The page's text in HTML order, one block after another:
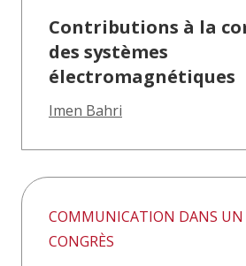
Contributions à la
des systèmes
électromagnétiques
Imen Bahri
COMMUNICATION DANS UN
CONGRÈS